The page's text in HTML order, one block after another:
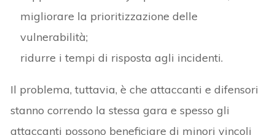
migliorare la prioritizzazione delle
vulnerabilità;
ridurre i tempi di risposta agli incidenti.
Il problema, tuttavia, è che attaccanti e difensori
stanno correndo la stessa gara e spesso gli
attaccanti possono beneficiare di minori vincoli